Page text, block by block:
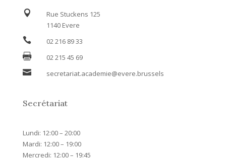

Rue Stuckens 125
1140 Evere
 02 216 89 33
 02 215 45 69
 secretariat.academie@evere.brussels
Secrétariat
Lundi: 12:00 – 20:00
Mardi: 12:00 – 19:00
Mercredi: 12:00 – 19:45